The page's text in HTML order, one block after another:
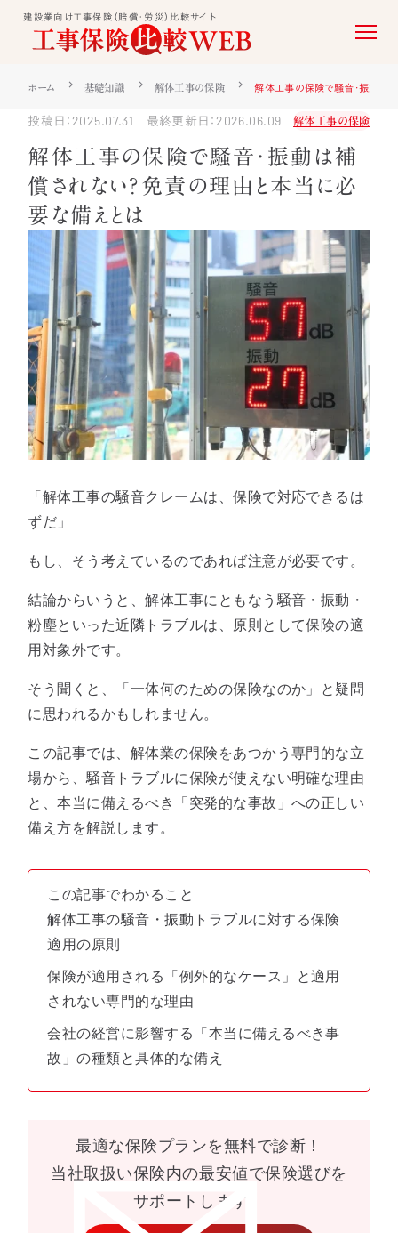
建設業向け工事保険（賠償・労災）比較サイト
ホーム 基礎知識 解体工事の保険 解体工事の保険で騒音・振動は
投稿日：2025.07.31 最終更新日：2026.06.09 解体工事の保険
解体工事の保険で騒音・振動は補
償されない？免責の理由と本当に必
要な備えとは
「解体工事の騒音クレームは、保険で対応できるは
ずだ」
もし、そう考えているのであれば注意が必要です。
結論からいうと、解体工事にともなう騒音・振動・
粉塵といった近隣トラブルは、原則として保険の適
用対象外です。
そう聞くと、「一体何のための保険なのか」と疑問
に思われるかもしれません。
この記事では、解体業の保険をあつかう専門的な立
場から、騒音トラブルに保険が使えない明確な理由
と、本当に備えるべき「突発的な事故」への正しい
備え方を解説します。
この記事でわかること
解体工事の騒音・振動トラブルに対する保険
適用の原則
保険が適用される「例外的なケース」と適用
されない専門的な理由
会社の経営に影響する「本当に備えるべき事
故」の種類と具体的な備え
最適な保険プランを無料で診断！
当社取扱い保険内の最安値で保険選びを
サポートします。